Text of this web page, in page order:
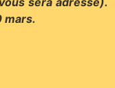
mars.